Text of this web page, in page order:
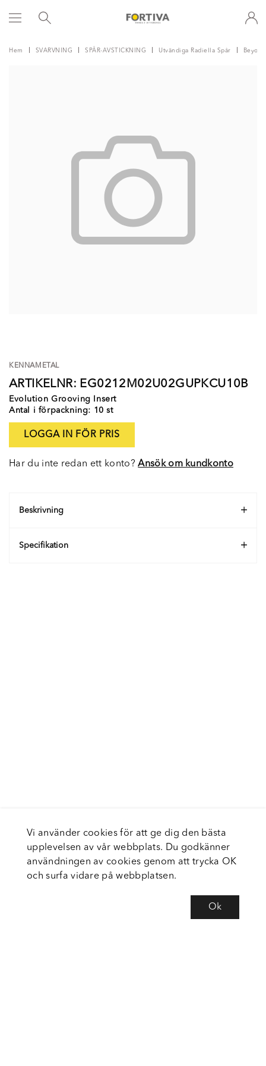
Hem SVARVNING SPÅR-AVSTICKNING Utvändiga Radiella Spår
KENNAMETAL
ARTIKELNR: EG0212M02U02GUPKCU10B
Evolution Grooving Insert
Antal i förpackning: 10 st
LOGGA IN FÖR PRIS
Har du inte redan ett konto?Ansök om kundkonto
Beskrivning
Specifikation
Vi använder cookies för att ge dig den bästa
upplevelsen av vår webbplats. Du godkänner
användningen av cookies genom att trycka OK
och surfa vidare på webbplatsen.
Ok